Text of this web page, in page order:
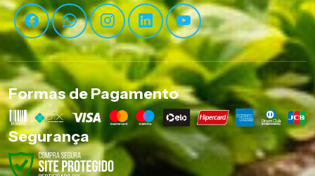
Formas de Pagamento
Segurança